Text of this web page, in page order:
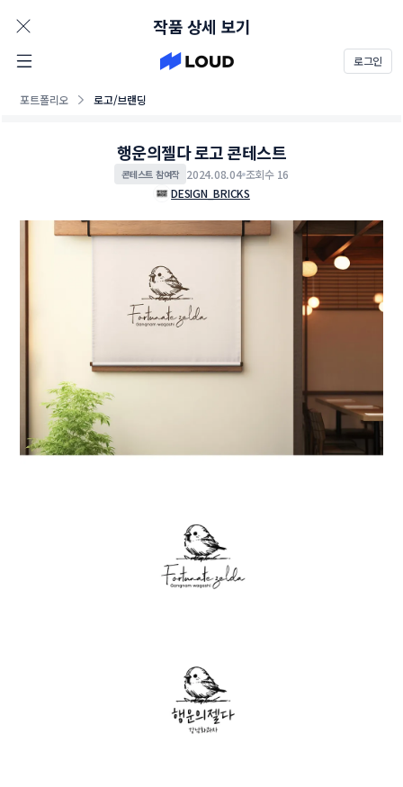
로그인
포트폴리오 로고/브랜딩
작품 상세 보기
행운의젤다 로고 콘테스트
콘테스트 참여작 2024.08.04 조회수 16
DESIGN_BRICKS